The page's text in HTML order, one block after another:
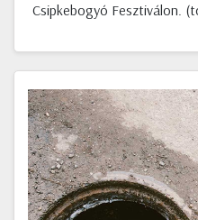
Csipkebogyó Fesztiválon.